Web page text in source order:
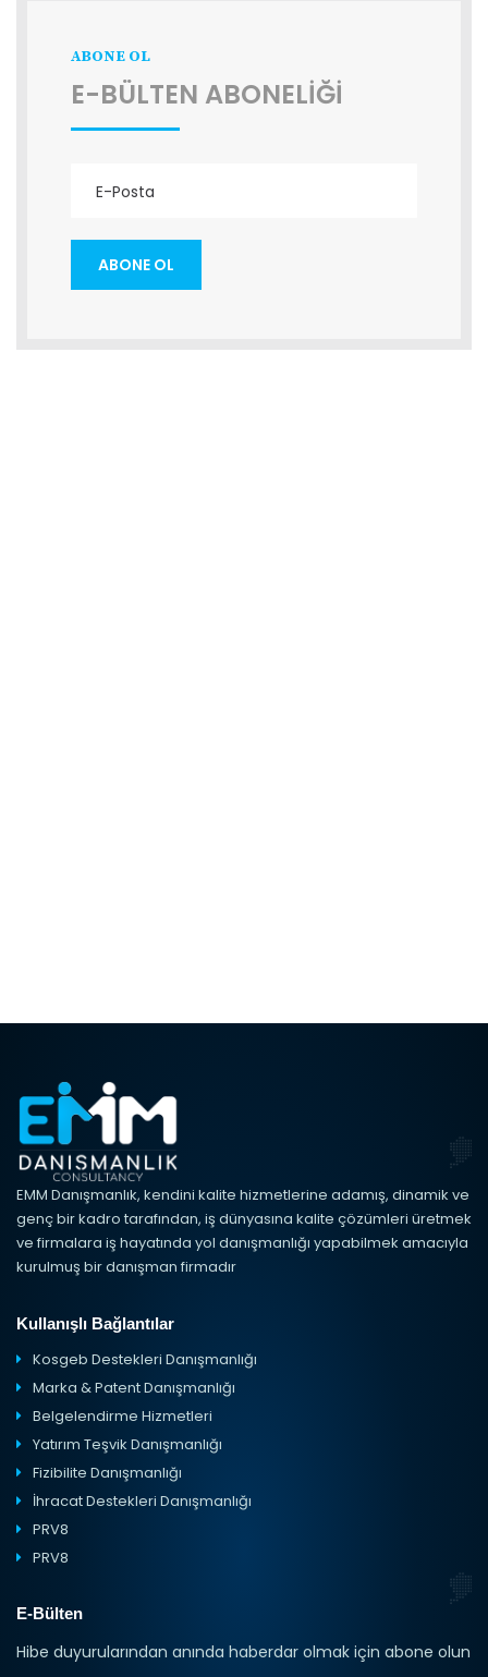
ABONE OL
E-BÜLTEN ABONELİĞİ
EMM Danışmanlık, kendini kalite hizmetlerine adamış, dinamik ve
genç bir kadro tarafından, iş dünyasına kalite çözümleri üretmek
ve firmalara iş hayatında yol danışmanlığı yapabilmek amacıyla
kurulmuş bir danışman firmadır
Kullanışlı Bağlantılar
Kosgeb Destekleri Danışmanlığı
Marka & Patent Danışmanlığı
Belgelendirme Hizmetleri
Yatırım Teşvik Danışmanlığı
Fizibilite Danışmanlığı
İhracat Destekleri Danışmanlığı
PRV8
PRV8
E-Bülten
Hibe duyurularından anında haberdar olmak için abone olun